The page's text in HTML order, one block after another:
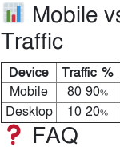
Mobile
Traffic
Device Traffic %
Mobile
80-90%
Desktop
10-20%
FAQ